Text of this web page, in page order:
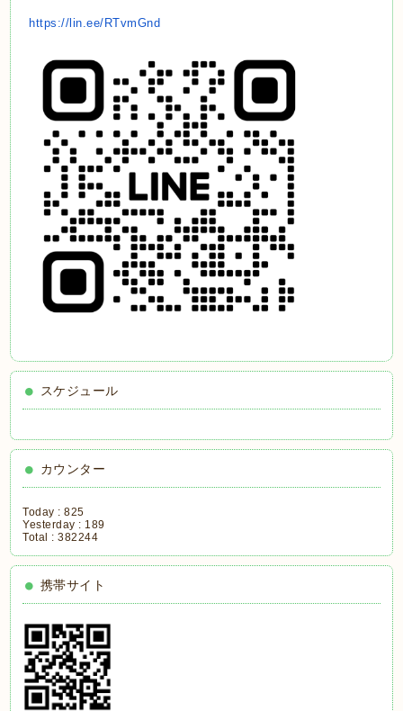
https://lin.ee/RTvmGnd
スケジュール
カウンター
Today :825
Yesterday : 189
Total :382244
携帯サイト